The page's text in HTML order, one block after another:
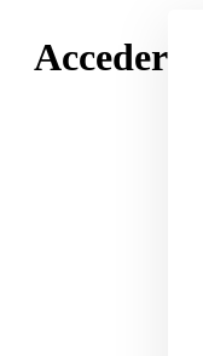
Acceder